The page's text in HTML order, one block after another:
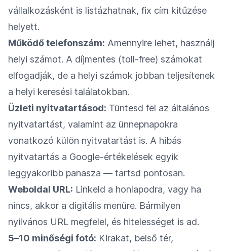
vállalkozásként is listázhatnak, fix cím kitűzése
helyett.
Működő telefonszám: Amennyire lehet, használj
helyi számot. A díjmentes (toll-free) számokat
elfogadják, de a helyi számok jobban teljesítenek
a helyi keresési találatokban.
Üzleti nyitvatartásod: Tüntesd fel az általános
nyitvatartást, valamint az ünnepnapokra
vonatkozó külön nyitvatartást is. A hibás
nyitvatartás a Google-értékelések egyik
leggyakoribb panasza — tartsd pontosan.
Weboldal URL: Linkeld a honlapodra, vagy ha
nincs, akkor a digitális menüre. Bármilyen
nyilvános URL megfelel, és hitelességet is ad.
5–10 minőségi fotó: Kirakat, belső tér,